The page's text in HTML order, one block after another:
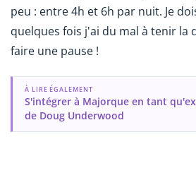
peu : entre 4h et 6h par nuit. Je
quelques fois j'ai du mal à tenir la
faire une pause !
À LIRE ÉGALEMENT
S'intégrer à Majorque en tant
de Doug Underwood